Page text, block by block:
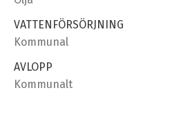
VATTENFÖRSÖRJNING
Kommunal
AVLOPP
Kommunalt